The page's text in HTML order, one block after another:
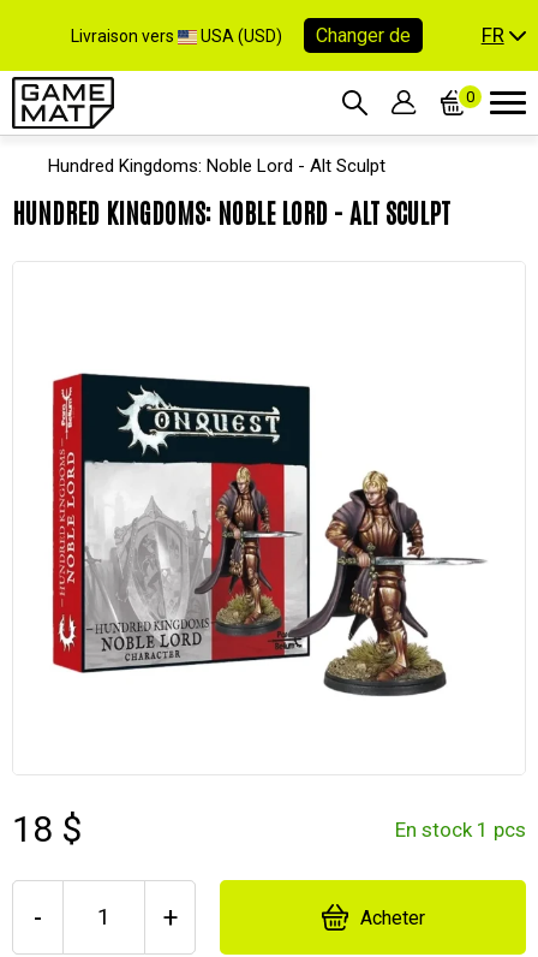
Livraison vers USA (USD) Changer de FR
0
Hundred Kingdoms: Noble Lord - Alt Sculpt
HUNDRED KINGDOMS: NOBLE LORD - ALT SCULPT
18 $ En stock 1 pcs
- + Acheter